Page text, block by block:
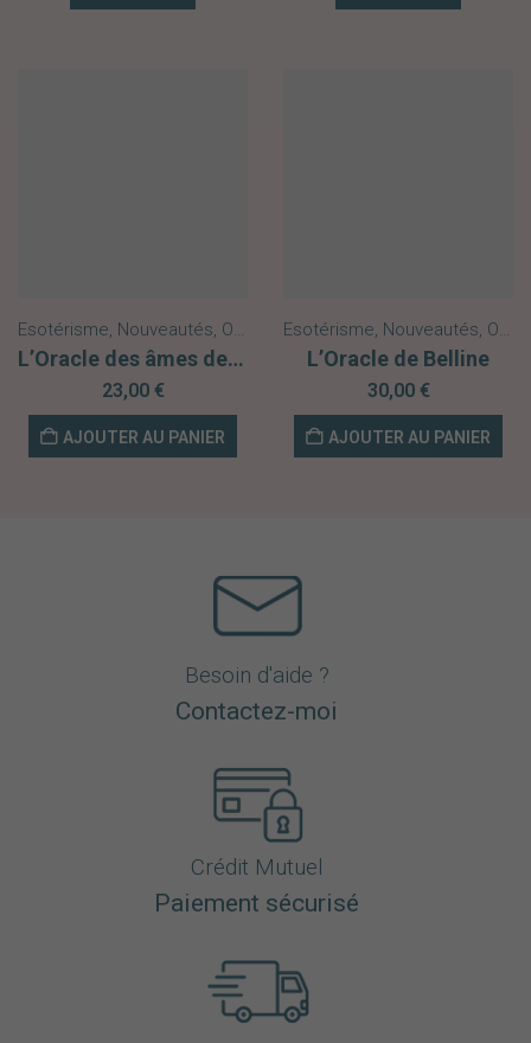
Esotérisme, Nouveautés, Oracles
L’Oracle des âmes de Céline Franoux
23,00 €
AJOUTER AU PANIER
Esotérisme, Nouveautés, Oracles
L’Oracle de Belline
30,00 €
AJOUTER AU PANIER
Besoin d'aide ?
Contactez-moi
Crédit Mutuel
Paiement sécurisé